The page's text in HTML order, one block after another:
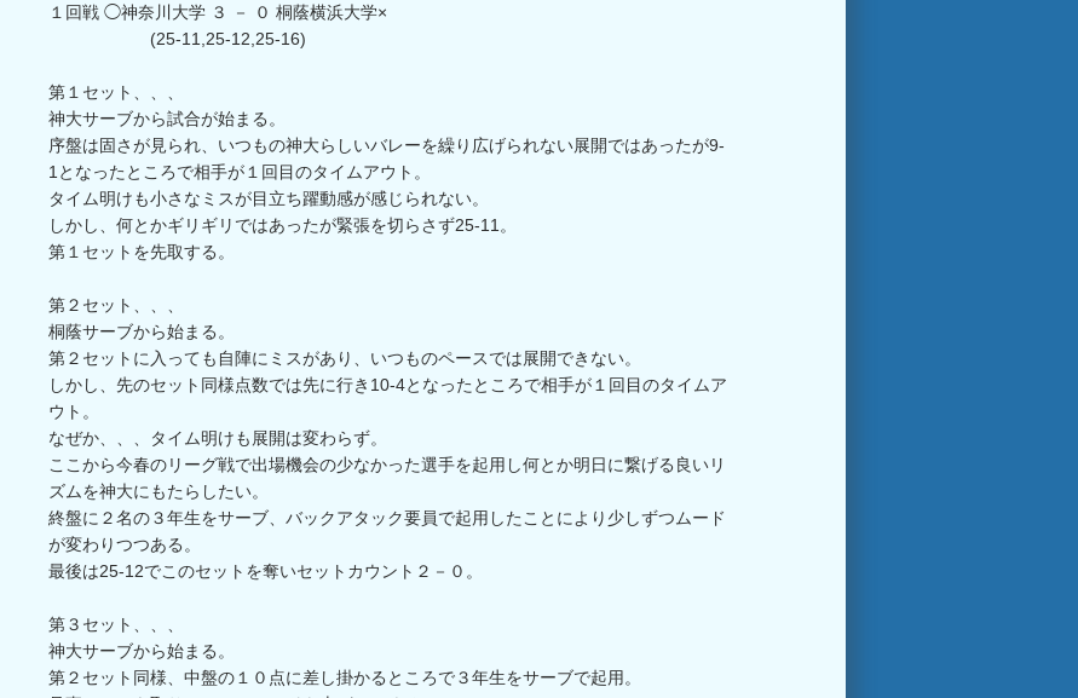
１回戦 ◯神奈川大学 ３ － ０ 桐蔭横浜大学×
(25-11,25-12,25-16)
第１セット、、、
神大サーブから試合が始まる。
序盤は固さが見られ、いつもの神大らしいバレーを繰り広げられない展開ではあったが9-
1となったところで相手が１回目のタイムアウト。
タイム明けも小さなミスが目立ち躍動感が感じられない。
しかし、何とかギリギリではあったが緊張を切らさず25-11。
第１セットを先取する。
第２セット、、、
桐蔭サーブから始まる。
第２セットに入っても自陣にミスがあり、いつものペースでは展開できない。
しかし、先のセット同様点数では先に行き10-4となったところで相手が１回目のタイムア
ウト。
なぜか、、、タイム明けも展開は変わらず。
ここから今春のリーグ戦で出場機会の少なかった選手を起用し何とか明日に繋げる良いリ
ズムを神大にもたらしたい。
終盤に２名の３年生をサーブ、バックアタック要員で起用したことにより少しずつムード
が変わりつつある。
最後は25-12でこのセットを奪いセットカウント２－０。
第３セット、、、
神大サーブから始まる。
第２セット同様、中盤の１０点に差し掛かるところで３年生をサーブで起用。